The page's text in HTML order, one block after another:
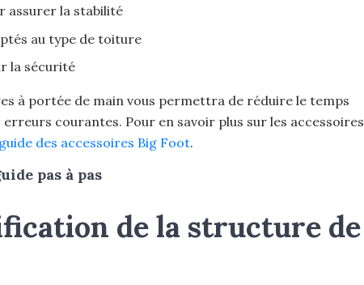
assurer la stabilité
au type de toiture
la sécurité
à portée de main vous permettra de réduire le temps
courantes. Pour en savoir plus sur les accessoires
guide des accessoires Big Foot.
pas à pas
de la structure de